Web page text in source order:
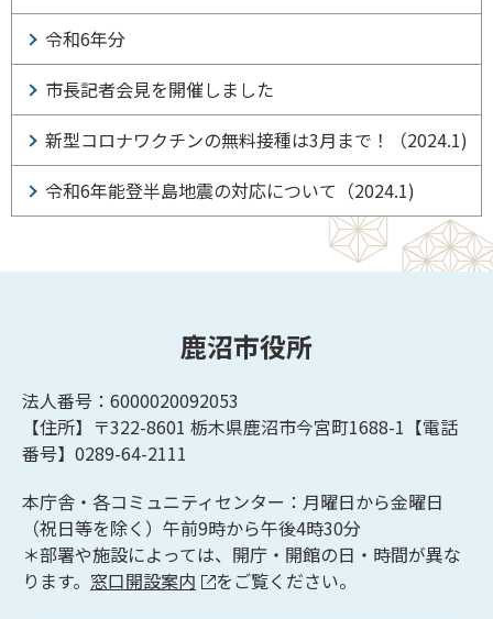
令和6年分
市長記者会見を開催しました
新型コロナワクチンの無料接種は3月まで！（2024.1)
令和6年能登半島地震の対応について（2024.1)
鹿沼市役所
法人番号：6000020092053
【住所】〒322-8601 栃木県鹿沼市今宮町1688-1【電話
番号】0289-64-2111
本庁舎・各コミュニティセンター：月曜日から金曜日
（祝日等を除く）午前9時から午後4時30分
＊部署や施設によっては、開庁・開館の日・時間が異な
ります。 窓口開設案内 をご覧ください。